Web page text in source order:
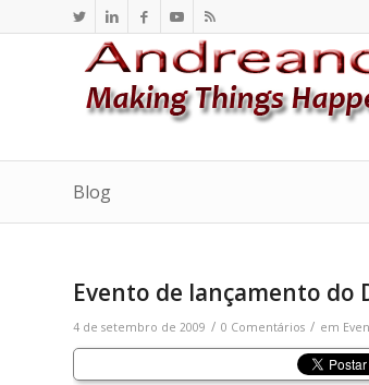
Blog
Evento de lançamento do
4 de setembro de 2009 / 0 Comentários / em